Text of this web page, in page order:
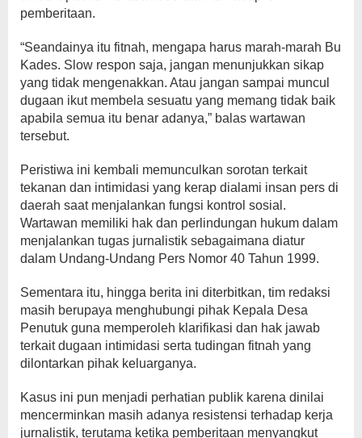
pemberitaan.
“Seandainya itu fitnah, mengapa harus marah-marah Bu
Kades. Slow respon saja, jangan menunjukkan sikap
yang tidak mengenakkan. Atau jangan sampai muncul
dugaan ikut membela sesuatu yang memang tidak baik
apabila semua itu benar adanya,” balas wartawan
tersebut.
Peristiwa ini kembali memunculkan sorotan terkait
tekanan dan intimidasi yang kerap dialami insan pers di
daerah saat menjalankan fungsi kontrol sosial.
Wartawan memiliki hak dan perlindungan hukum dalam
menjalankan tugas jurnalistik sebagaimana diatur
dalam Undang-Undang Pers Nomor 40 Tahun 1999.
Sementara itu, hingga berita ini diterbitkan, tim redaksi
masih berupaya menghubungi pihak Kepala Desa
Penutuk guna memperoleh klarifikasi dan hak jawab
terkait dugaan intimidasi serta tudingan fitnah yang
dilontarkan pihak keluarganya.
Kasus ini pun menjadi perhatian publik karena dinilai
mencerminkan masih adanya resistensi terhadap kerja
jurnalistik, terutama ketika pemberitaan menyangkut